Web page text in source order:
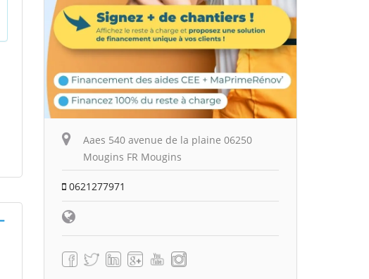
Aaes 540 avenue de la plaine 06250
Mougins FR Mougins
0621277971